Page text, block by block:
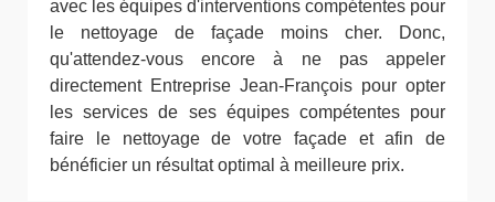
avec les équipes d'interventions compétentes pour
le nettoyage de façade moins cher. Donc,
qu'attendez-vous encore à ne pas appeler
directement Entreprise Jean-François pour opter
les services de ses équipes compétentes pour
faire le nettoyage de votre façade et afin de
bénéficier un résultat optimal à meilleure prix.